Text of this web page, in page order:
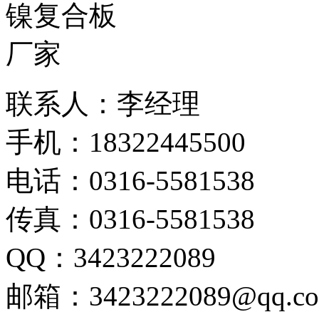
联系人：李经理
手机：18322445500
电话：0316-5581538
传真：0316-5581538
QQ：3423222089
邮箱：